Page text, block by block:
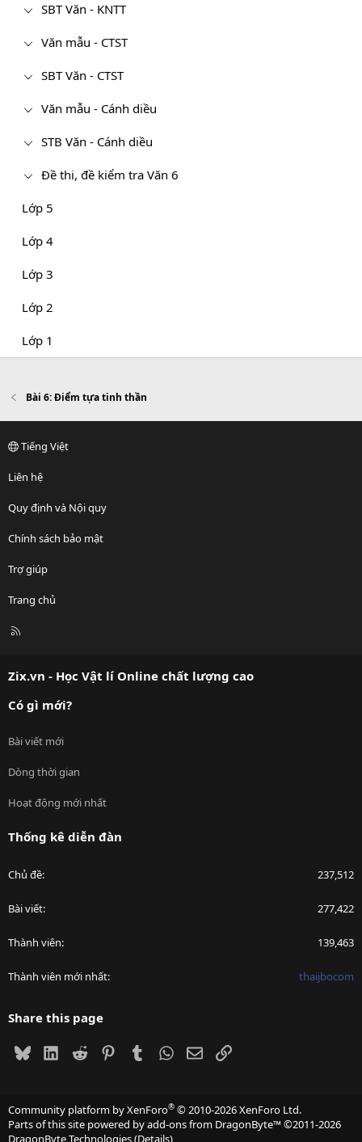
SBT Văn - KNTT
Văn mẫu - CTST
SBT Văn - CTST
Văn mẫu - Cánh diều
STB Văn - Cánh diều
Đề thi, đề kiểm tra Văn 6
Lớp 5
Lớp 4
Lớp 3
Lớp 2
Lớp 1
Bài 6: Điểm tựa tinh thần
Tiếng Việt
Liên hệ
Quy định và Nội quy
Chính sách bảo mật
Trợ giúp
Trang chủ
R
Zix.vn - Học Vật lí Online chất lượng cao
Có gì mới?
Bài viết mới
Dòng thời gian
Hoạt động mới nhất
Thống kê diễn đàn
Chủ đề 237,512
Bài viết 277,422
Thành viên 139,463
Thành viên mới nhất thaijbocom
Share this page
BlueskyLinkedIn
Reddit PinterestTumblrWhatsApp
EmailLink
Community platform by XenForo® © 2010-2026 XenForo Ltd.
Parts of this site powered byadd-ons from DragonByte™©2011-2026
DragonByte Technologies(Details)